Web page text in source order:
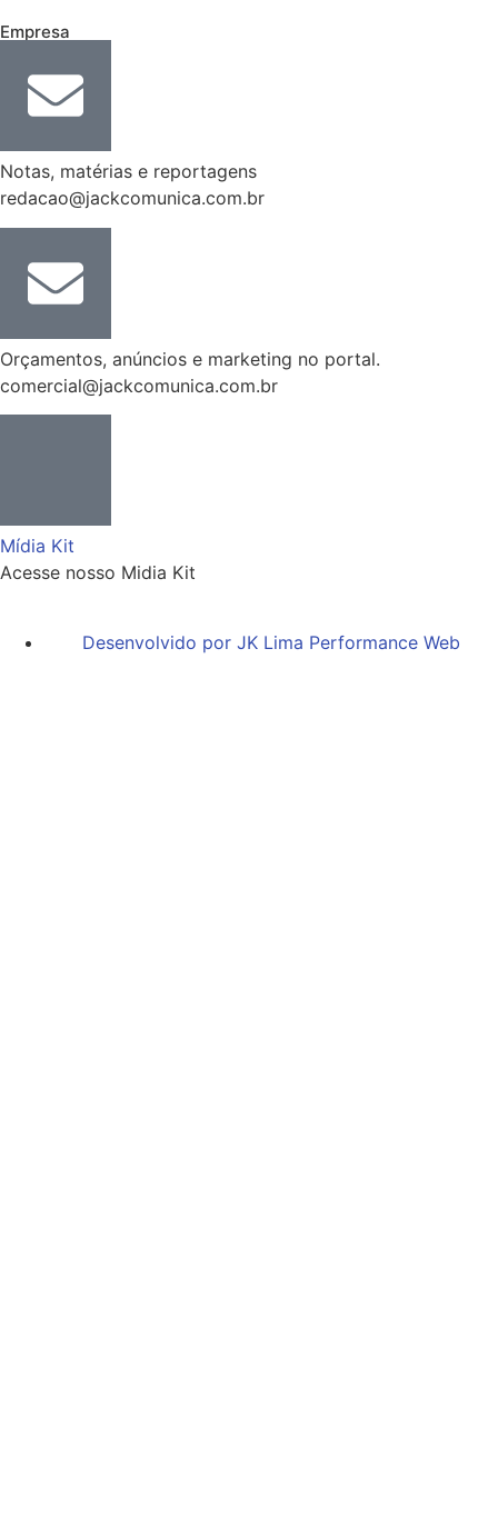
Empresa
Notas, matérias e reportagens
redacao@jackcomunica.com.br
Orçamentos, anúncios e marketing no portal.
comercial@jackcomunica.com.br
Mídia Kit
Acesse nosso Midia Kit
Desenvolvido por JK Lima Performance Web